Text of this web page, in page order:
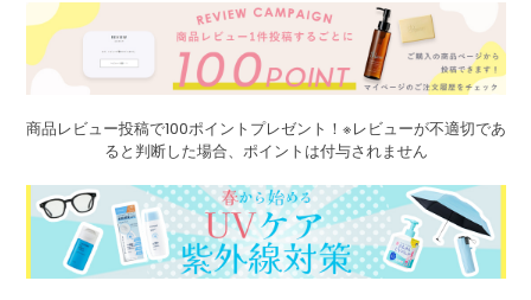
商品レビュー投稿で100ポイントプレゼント！※レビューが不適切であ
ると判断した場合、ポイントは付与されません